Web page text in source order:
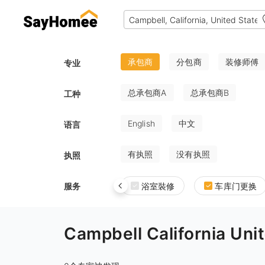
专业 承包商 分包商 装修师傅
工种 总承包商A 总承包商B
语言 English 中文
执照 有执照 没有执照
服务 浴室裝修 车库门更换
Campbell California